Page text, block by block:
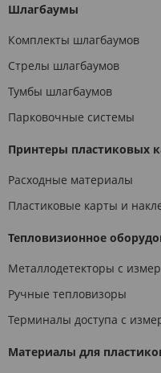
Шлагбаумы
Комплекты шлагбаумов
Стрелы шлагбаумов
Тумбы шлагбаумов
Парковочные системы
Принтеры пластиковых
Расходные материалы
Пластиковые карты и
Тепловизионное
Металлодетекторы с
Ручные тепловизоры
Терминалы доступа с
Материалы для